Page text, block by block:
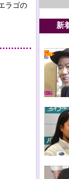
ラゴの
新